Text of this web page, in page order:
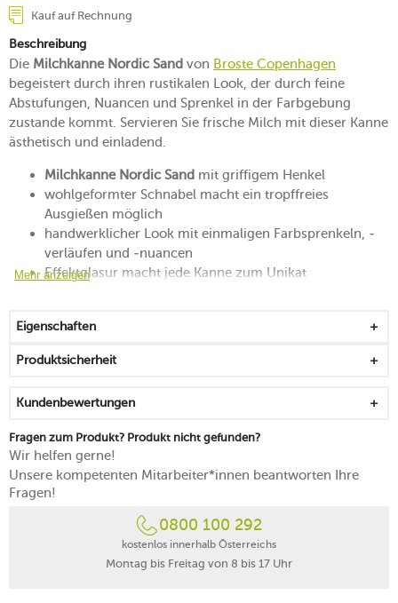
Kauf auf Rechnung
Beschreibung
Die Milchkanne Nordic Sand von Broste Copenhagen
begeistert durch ihren rustikalen Look, der durch feine
Abstufungen, Nuancen und Sprenkel in der Farbgebung
zustande kommt. Servieren Sie frische Milch mit dieser Kanne
ästhetisch und einladend.
Milchkanne Nordic Sand mit griffigem Henkel
wohlgeformter Schnabel macht ein tropffreies
Ausgießen möglich
handwerklicher Look mit einmaligen Farbsprenkeln, -
verläufen und -nuancen
Effektglasur macht jede Kanne zum Unikat
spülmaschinengeeignet
Mehr anzeigen
Eigenschaften
Produktsicherheit
Kundenbewertungen
Fragen zum Produkt? Produkt nicht gefunden?
Wir helfen gerne!
Unsere kompetenten Mitarbeiter*innen beantworten Ihre
Fragen!
0800 100 292
kostenlos innerhalb Österreichs
Montag bis Freitag von 8 bis 17 Uhr